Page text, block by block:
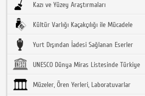
Kazı ve Yüzey Araştırmaları
Kültür Varlığı Kaçakçılığı ile Mücadele
Yurt Dışından İadesi Sağlanan Eserler
UNESCO Dünya Miras Listesinde Türkiye
Müzeler, Ören Yerleri, Laboratuvarlar